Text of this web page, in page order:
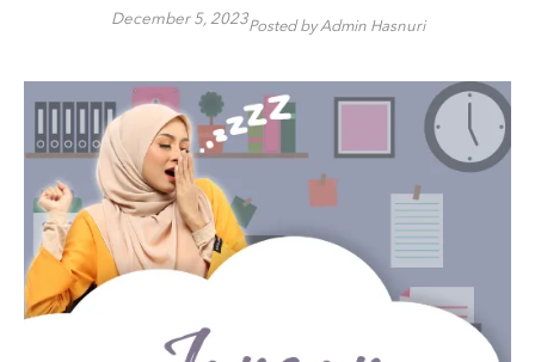
December 5, 2023Posted by Admin Hasnuri